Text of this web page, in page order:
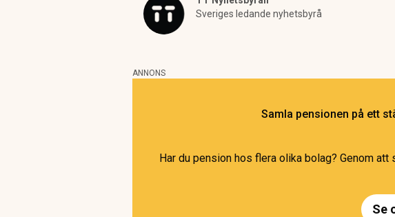
Sveriges ledande nyhetsbyrå
ANNONS
Samla pensionen på ett
Har du pension hos flera olika bolag? Genom
Se